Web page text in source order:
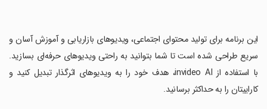
‏این برنامه برای تولید محتوای اجتماعی، ویدیوهای بازاریابی و آموزش آسان و
سریع طراحی شده است تا شما بتوانید به راحتی ویدیوهای حرفه‌ای بسازید.
با استفاده از invideo AI، هدف خود را به ویدیوهای اثرگذار تبدیل کنید و
کاراییتان را به حداکثر برسانید.